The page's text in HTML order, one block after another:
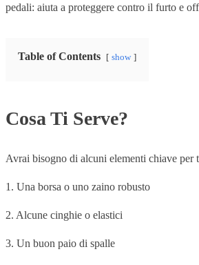
pedali: aiuta a proteggere contro il furto e
Table of Contents show
Cosa Ti Serve?
Avrai bisogno di alcuni elementi chiave
1. Una borsa o uno zaino robusto
2. Alcune cinghie o elastici
3. Un buon paio di spalle